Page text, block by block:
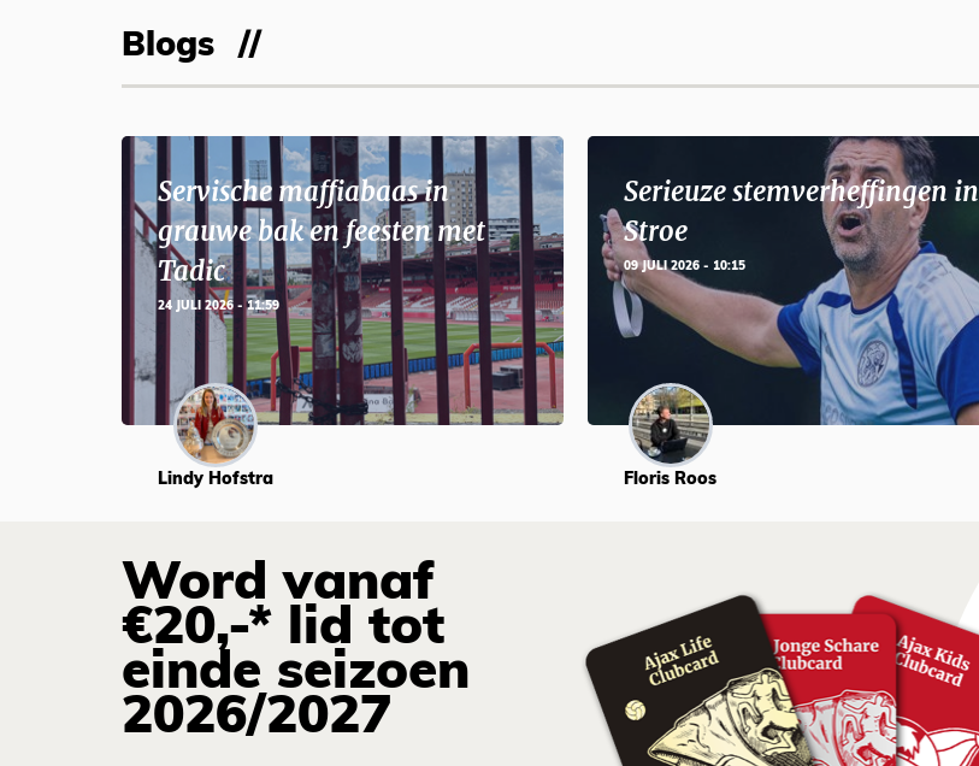
Blogs
Servische maffiabaas in
grauwe bak en feesten met
Tadic
24 JULI 2026 - 11:59
Lindy Hofstra
Serieuze stemverheffingen in
Stroe
09 JULI 2026 - 10:15
Floris Roos
Word vanaf
€20,-* lid tot
einde seizoen
2026/2027